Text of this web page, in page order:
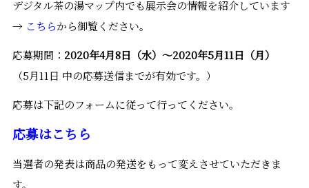
デジタル茶の湯マップ内でも展示会の情報を紹介しています
→こちらから御覧ください。
応募期間： 2020年4月8日（水）～2020年5月11日（月）
（5月11日 中の応募送信までが有効です。）
応募は下記のフォームに従って行ってください。
応募はこちら
当選者の発表は商品の発送をもって変えさせていただきま
す。